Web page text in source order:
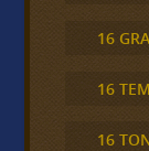
16
16
16